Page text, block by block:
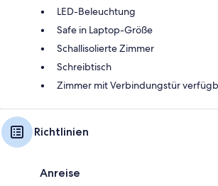
LED-Beleuchtung
Safe in Laptop-Größe
Schallisolierte Zimmer
Schreibtisch
Zimmer mit Verbindungstür
Richtlinien
Anreise